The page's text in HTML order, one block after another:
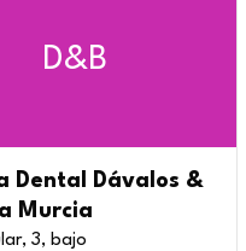
D&B
Dental Dávalos &
Murcia
3, bajo